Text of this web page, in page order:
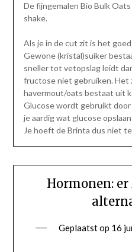
De fijngemalen Bio Bulk
shake.
Als je in de cut zit is het
Gewone (kristal)suiker
sneller tot vetopslag leidt
fructose niet gebruiken. Het
havermout/oats bestaat uit
Glucose wordt gebruikt
je aardig wat glucose
Je hoeft de Brinta dus niet
Hormonen:
Geplaatst op 16